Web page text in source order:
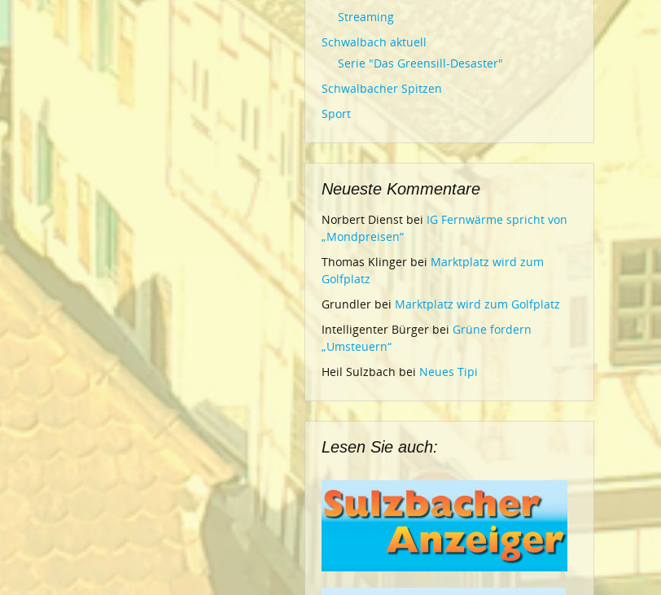
Streaming
Schwalbach aktuell
Serie "Das Greensill-Desaster"
Schwalbacher Spitzen
Sport
Neueste Kommentare
Norbert Dienst bei IG Fernwärme spricht von
„Mondpreisen“
Thomas Klinger bei Marktplatz wird zum
Golfplatz
Grundler bei Marktplatz wird zum Golfplatz
Intelligenter Bürger bei Grüne fordern
„Umsteuern“
Heil Sulzbach bei Neues Tipi
Lesen Sie auch: